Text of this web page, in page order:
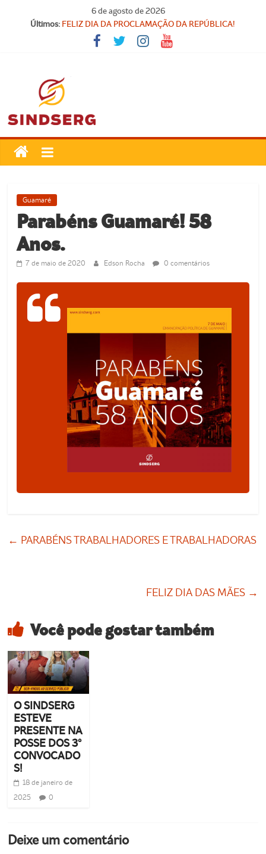
6 de agosto de 2026
Últimos: FELIZ DIA DA PROCLAMAÇÃO DA REPÚBLICA!
Parabéns, Convocados!
Feliz dia do Professor!
SINDICATO FORTE, VOCÊ FORTE!
SindSerg
Guamaré
Sindicato
dos
Servidores
Públicos
Municipais
de
Guamaré
SINDSERG
Guamaré
Parabéns Guamaré! 58
Anos.
7 de maio de 2020 Edson Rocha 0 comentários
← PARABÉNS TRABALHADORES E TRABALHADORAS
FELIZ DIA DAS MÃES →
Você pode gostar também
O SINDSERG
ESTEVE
PRESENTE NA
POSSE DOS 3º
CONVOCADO
S!
18 de janeiro de
2025
0
Deixe um comentário